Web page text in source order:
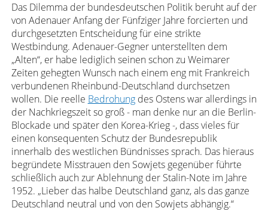
Das Dilemma der bundesdeutschen Politik beruht auf der
von Adenauer Anfang der Fünfziger Jahre forcierten und
durchgesetzten Entscheidung für eine strikte
Westbindung. Adenauer-Gegner unterstellten dem
„Alten“, er habe lediglich seinen schon zu Weimarer
Zeiten gehegten Wunsch nach einem eng mit Frankreich
verbundenen Rheinbund-Deutschland durchsetzen
wollen. Die reelle Bedrohungdes Ostens war allerdings in
der Nachkriegszeit so groß - man denke nur an die Berlin-
Blockade und später den Korea-Krieg -, dass vieles für
einen konsequenten Schutz der Bundesrepublik
innerhalb des westlichen Bündnisses sprach. Das hieraus
begründete Misstrauen den Sowjets gegenüber führte
schließlich auch zur Ablehnung der Stalin-Note im Jahre
1952. „Lieber das halbe Deutschland ganz, als das ganze
Deutschland neutral und von den Sowjets abhängig.“